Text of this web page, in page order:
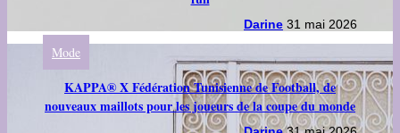
Darine 31 mai 2026
Mode
KAPPA® X Fédération Tunisienne de Football, de
nouveaux maillots pour les joueurs de la coupe du monde